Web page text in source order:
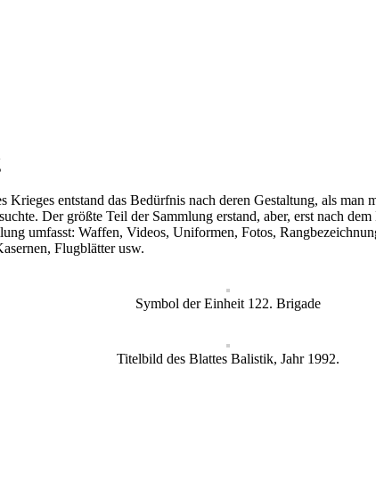
Krieges entstand das Bedürfnis nach deren Gestaltung, als
Der größte Teil der Sammlung erstand, aber, erst nach
umfasst: Waffen, Videos, Uniformen, Fotos,
Flugblätter usw.
Symbol der Einheit 122. Brigade
Titelbild des Blattes Balistik, Jahr 1992.